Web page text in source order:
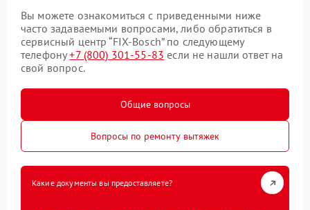
Вы можете ознакомиться с приведенными ниже
часто задаваемыми вопросами, либо обратиться в
сервисный центр “FIX-Bosch” по следующему
телефону+7 (800) 301-55-83 если не нашли ответ на
свой вопрос.
Общие вопросы
Вопросы по ремонту вытяжек
Какие документы вы предоставляете?